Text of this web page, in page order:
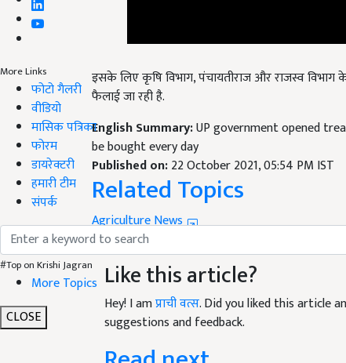
More Links
फोटो गैलरी
वीडियो
मासिक पत्रिका
फोरम
डायरेक्टरी
हमारी टीम
संपर्क
#Top on Krishi Jagran
More Topics
CLOSE
फैलाई जा रही है.
English Summary:
be bought every day
Published on:22 October 2021, 05:54 PM IST
Related Topics
Agriculture News
UP GovernmentPaddy FarmingUP Farmers
Like this article?
Hey! I amप्राची वत्स. Did you liked this article
suggestions and feedback.
Read next